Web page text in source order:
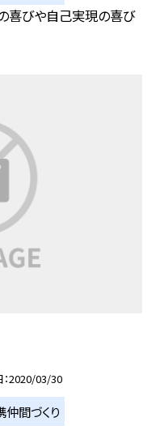
喜びや自己実現の喜び
2020/03/30
間づくり